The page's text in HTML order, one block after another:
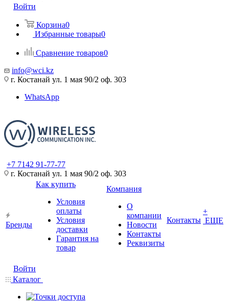
Войти
Корзина0
Избранные товары0
Сравнение товаров0
info@wci.kz
г. Костанай ул. 1 мая 90/2 оф. 303
WhatsApp
+7 7142 91-77-77
г. Костанай ул. 1 мая 90/2 оф. 303
Бренды
Как купить
Условия
оплаты
Условия
доставки
Гарантия на
товар
Компания
О
компании
Новости
Контакты
Реквизиты
Контакты
+
ЕЩЕ
Войти
Каталог